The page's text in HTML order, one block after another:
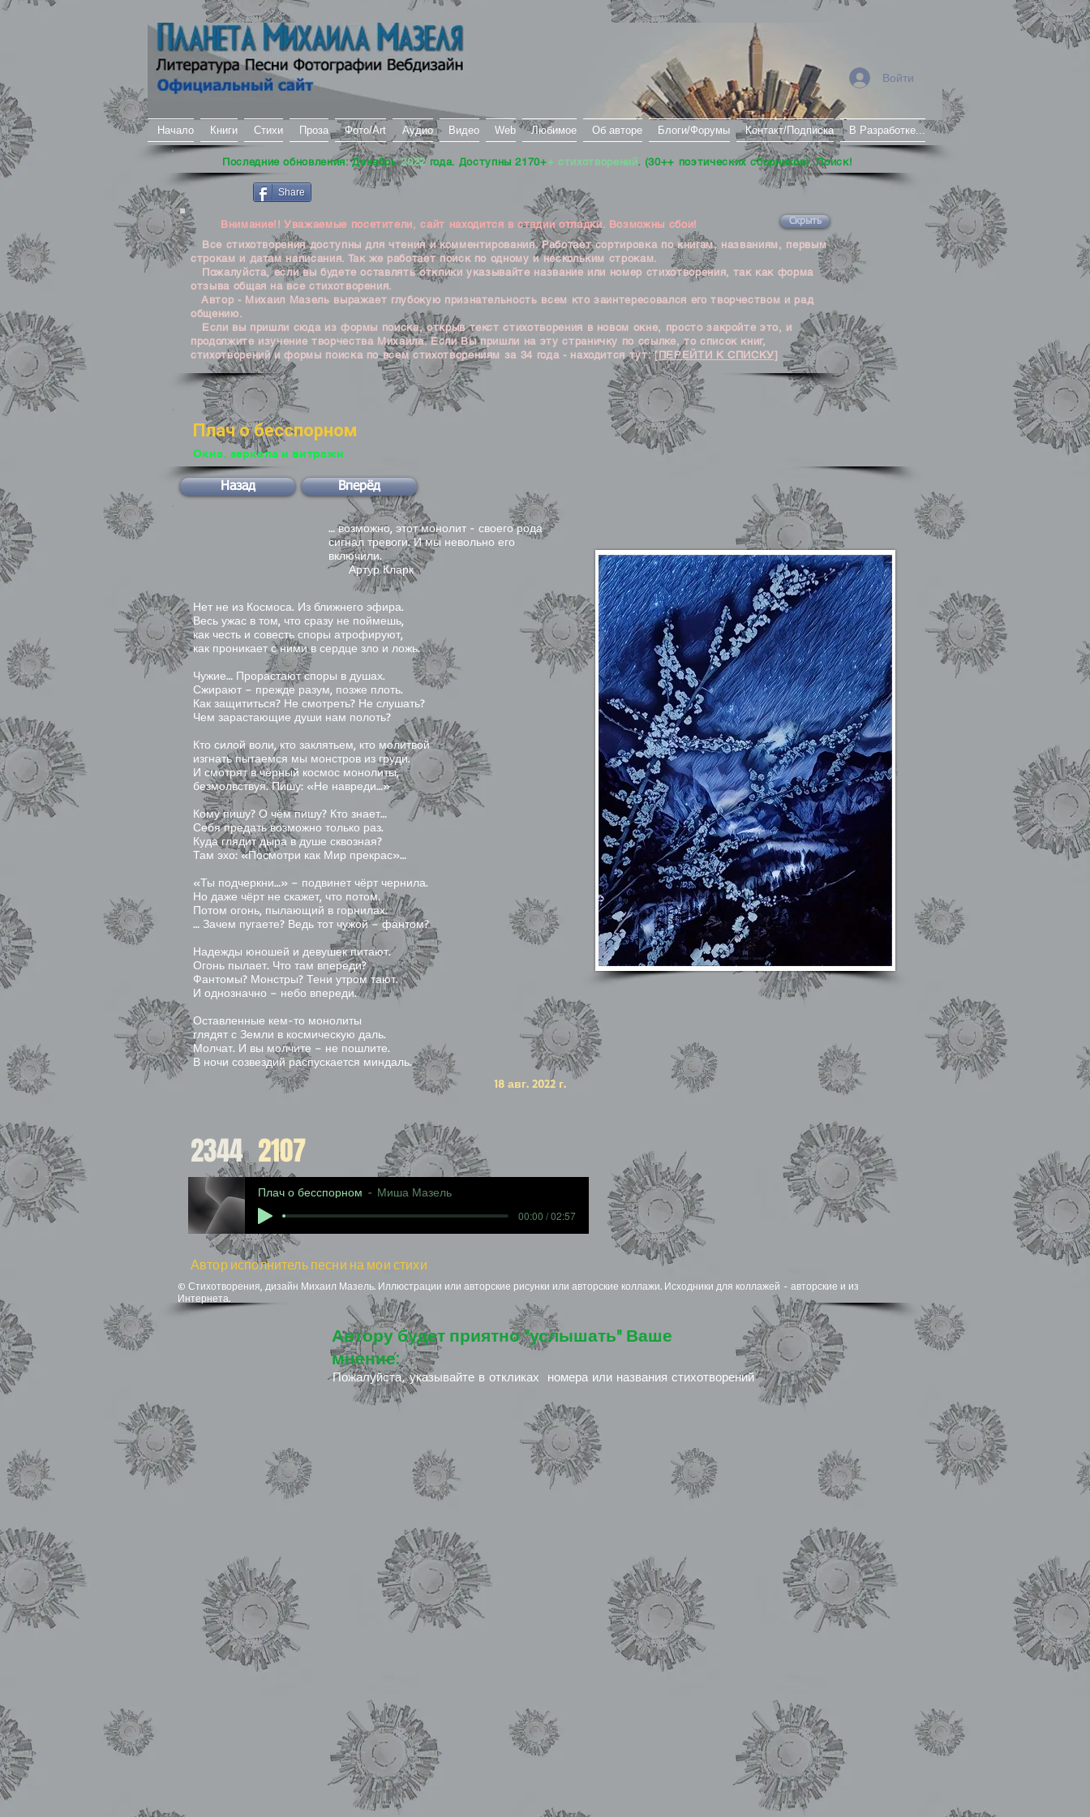
Начало Книги Стихи Проза Фото/Art Аудио Видео Web Любимое Об авторе Блоги/Форумы Контакт/Подписка В Разработке...
Войти
Последние обновления: Декабрь2022года. Доступны 2170++ стихотворений. (30++ поэтических сборников). Поиск!
Share
Внимание!! Уважаемые посетители, сайт находится в стадии отладки. Возможны сбои! Скрыть
Все стихотворения доступны для чтения и комментирования. Работает сортировка по книгам, названиям, первым
строкам и датам написания. Так же работает поиск по одному и нескольким строкам.
Пожалуйста, если вы будете оставлять отклики указывайте название или номер стихотворения, так как форма
отзыва общая на все стихотворения.
Автор - Михаил Мазель выражает глубокую признательность всем кто заинтересовался его творчеством и рад
общению.
Если вы пришли сюда из формы поиска, открыв текст стихотворения в новом окне, просто закройте это, и
продолжите изучение творчества Михаила. Если Вы пришли на эту страничку по ссылке, то список книг,
стихотворений и формы поиска по всем стихотворениям за 34 года - находится тут:[ПЕРЕЙТИ К СПИСКУ]
Плач о бесспорном
Окна, зеркала и витражи
Назад Вперёд
… возможно, этот монолит - своего рода
сигнал тревоги. И мы невольно его
включили.
Артур Кларк
Нет не из Космоса. Из ближнего эфира.
Весь ужас в том, что сразу не поймешь,
как честь и совесть споры атрофируют,
как проникает с ними в сердце зло и ложь.
Чужие… Прорастают споры в душах.
Сжирают – прежде разум, позже плоть.
Как защититься? Не смотреть? Не слушать?
Чем зарастающие души нам полоть?
Кто силой воли, кто заклятьем, кто молитвой
изгнать пытаемся мы монстров из груди.
И смотрят в чёрный космос монолиты,
безмолвствуя. Пишу: «Не навреди…»
Кому пишу? О чём пишу? Кто знает…
Себя предать возможно только раз.
Куда глядит дыра в душе сквозная?
Там эхо: «Посмотри как Мир прекрас»…
«Ты подчеркни…» – подвинет чёрт чернила.
Но даже чёрт не скажет, что потом.
Потом огонь, пылающий в горнилах.
… Зачем пугаете? Ведь тот чужой – фантом?
Надежды юношей и девушек питают.
Огонь пылает. Что там впереди?
Фантомы? Монстры? Тени утром тают.
И однозначно – небо впереди.
Оставленные кем-то монолиты
глядят с Земли в космическую даль.
Молчат. И вы молчите – не пошлите.
В ночи созвездий распускается миндаль.
18 авг. 2022 г.
2344 2107
Плач о бесспорном
Миша Мазель
00:00 / 02:57
Автор исполнитель песни на мои стихи
© Стихотворения, дизайн Михаил Мазель. Иллюстрации или авторские рисунки или авторские коллажи. Исходники для коллажей - авторские и из
Интернета.
Автору будет приятно "услышать" Ваше
мнение:
Пожалуйста, указывайте в откликах номера или названия стихотворений